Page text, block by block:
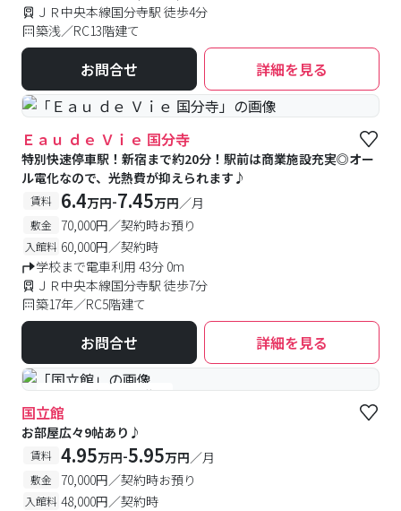
ＪＲ中央本線国分寺駅 徒歩4分
築浅／RC13階建て
お問合せ 詳細を見る
Ｅａｕ ｄｅ Ｖｉｅ 国分寺
特別快速停車駅！新宿まで約20分！駅前は商業施設充実◎オー
ル電化なので、光熱費が抑えられます♪
賃料 6.4万円-7.45万円／月
敷金 70,000円／契約時お預り
入館料 60,000円／契約時
学校まで電車利用 43分 0m
ＪＲ中央本線国分寺駅 徒歩7分
築17年／RC5階建て
お問合せ 詳細を見る
#予約受付中 #空室待ち
国立館
お部屋広々9帖あり♪
賃料 4.95万円-5.95万円／月
敷金 70,000円／契約時お預り
入館料 48,000円／契約時